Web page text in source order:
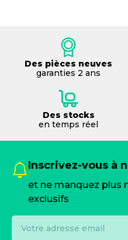
Des pièces neuves
garanties 2 ans
Des stocks
en temps réel
Inscrivez-vous à
et ne manquez plus
exclusifs